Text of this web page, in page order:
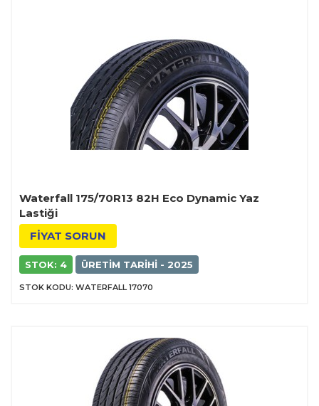
Waterfall 175/70R13 82H Eco Dynamic Yaz
Lastiği
FİYAT SORUN
STOK: 4 ÜRETIM TARIHI - 2025
STOK KODU: WATERFALL 17070